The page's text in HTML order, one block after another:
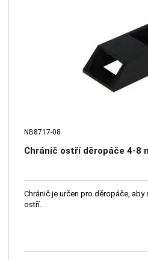
NB8717-08
Chránič ostří děropáče 4-8
Chránič je určen pro děropáče,
ostří.